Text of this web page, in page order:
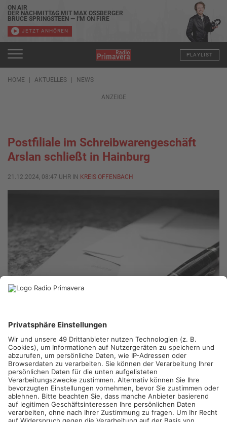
ON AIR
DER NACHMITTAG MIT MAX OSSBERGER
BRUCE SPRINGSTEEN — I'M ON FIRE
JETZT ANHÖREN
PLAYLIST
HOME AKTUELLES NEWS
ANZEIGE
Postfiliale im Schreibwarengeschäft
Arslan schließt in Hainburg
21.12.2024, 08:47 UHR IN KREIS OFFENBACH
HAINBURG.Nach über 15 Jahren schließt heute die Postfiliale
im Schreibwarengeschäft Arslan in Hainstadt ihre Türen. Doch
die Hainburger müssen nicht lange auf eine neue Anlaufstelle
verzichten: Bereits am 2. Januar 2025 öffnet nur wenige
Häuser weiter eine neue Postfiliale. Diese wird den gewohnten
Service wie den Versand von Briefen und Paketen fortführen
und zusätzliche moderne Optionen bieten.